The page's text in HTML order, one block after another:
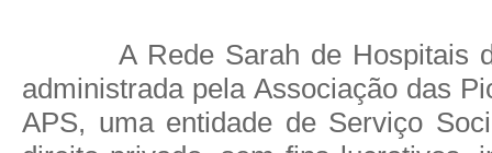
A Rede Sarah de Hospitais
administrada pela Associação das
APS, uma entidade de Serviço